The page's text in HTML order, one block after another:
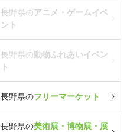
長野県のアニメ・ゲームイベ
ント
長野県の動物ふれあいイベン
ト
長野県のフリーマーケット
長野県の美術展・博物展・展